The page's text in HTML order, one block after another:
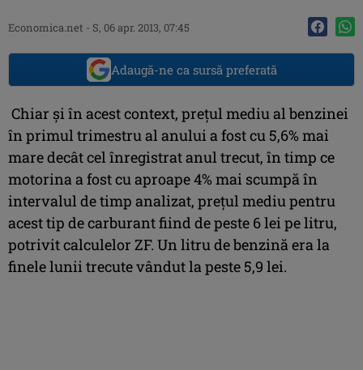
Economica.net - S, 06 apr. 2013, 07:45
Adaugă-ne ca sursă preferată
Chiar şi în acest context, preţul mediu al benzinei
în primul trimestru al anului a fost cu 5,6% mai
mare decât cel înre­gis­trat anul trecut, în timp ce
mo­torina a fost cu aproape 4% mai scumpă în
intervalul de timp analizat, preţul mediu pentru
acest tip de car­burant fiind de peste 6 lei pe litru,
potrivit calcu­lelor ZF. Un litru de benzină era la
finele lunii trecute vândut la peste 5,9 lei.